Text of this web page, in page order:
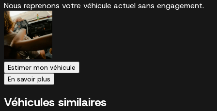
Nous reprenons votre véhicule actuel sans engagement.
Estimer mon véhicule
En savoir plus
Véhicules similaires